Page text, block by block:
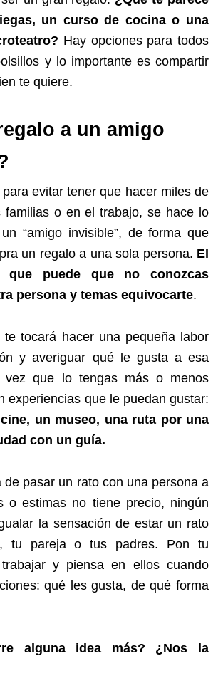
un curso de cocina o una
Hay opciones para todos
y lo importante es compartir
te quiere.
a un amigo
evitar tener que hacer miles de
familias o en el trabajo, se hace lo
“amigo invisible”, de forma que
un regalo a una sola persona. El
que puede que no conozcas
persona y temas equivocarte.
te tocará hacer una pequeña labor
y averiguar qué le gusta a esa
vez que lo tengas más o menos
experiencias que le puedan gustar:
un museo, una ruta por una
con un guía.
de pasar un rato con una persona a
o estimas no tiene precio, ningún
la sensación de estar un rato
tu pareja o tus padres. Pon tu
y piensa en ellos cuando
qué les gusta, de qué forma
alguna idea más? ¿Nos la